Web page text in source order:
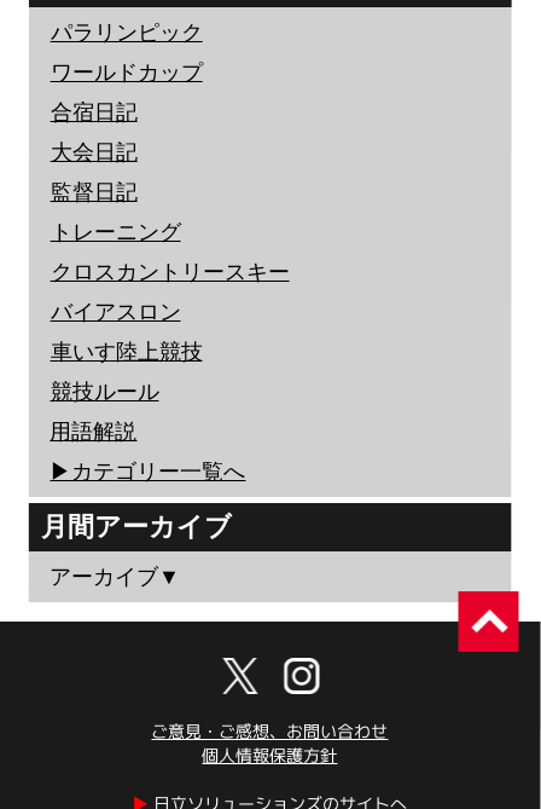
パラリンピック
ワールドカップ
合宿日記
大会日記
監督日記
トレーニング
クロスカントリースキー
バイアスロン
車いす陸上競技
競技ルール
用語解説
▶︎カテゴリー一覧へ
月間アーカイブ
アーカイブ▼
ご意見・ご感想、お問い合わせ
個人情報保護方針
▶︎ 日立ソリューションズのサイトへ